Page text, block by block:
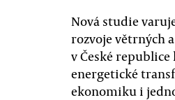
Nová studie
rozvoje větrných
v České
energetické
ekonomiku i